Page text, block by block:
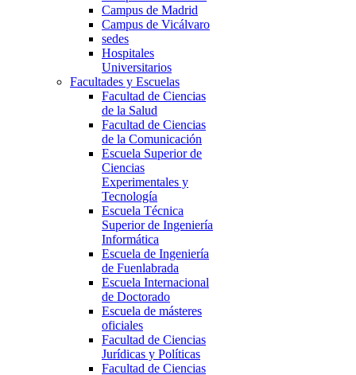
Campus de Madrid
Campus de Vicálvaro
sedes
Hospitales
Universitarios
Facultades y Escuelas
Facultad de Ciencias
de la Salud
Facultad de Ciencias
de la Comunicación
Escuela Superior de
Ciencias
Experimentales y
Tecnología
Escuela Técnica
Superior de Ingeniería
Informática
Escuela de Ingeniería
de Fuenlabrada
Escuela Internacional
de Doctorado
Escuela de másteres
oficiales
Facultad de Ciencias
Jurídicas y Políticas
Facultad de Ciencias